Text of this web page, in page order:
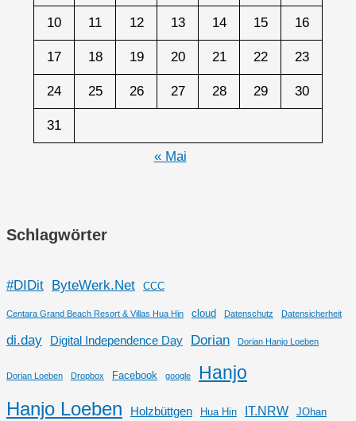
10 11 12 13 14 15 16
17 18 19 20 21 22 23
24 25 26 27 28 29 30
31
« Mai
Schlagwörter
#DIDit ByteWerk.Net CCC
Centara Grand Beach Resort & Villas Hua Hin cloud Datenschutz Datensicherheit
di.day Digital Independence Day Dorian Dorian Hanjo Loeben
Dorian Loeben Dropbox Facebook google
Hanjo
Hanjo Loeben
Holzbüttgen Hua Hin IT.NRW JOhan